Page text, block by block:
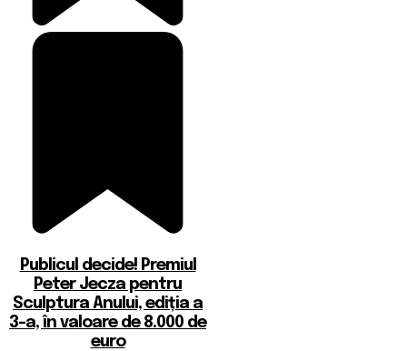
Publicul decide! Premiul
Peter Jecza pentru
Sculptura Anului, ediția a
3-a, în valoare de 8.000 de
euro